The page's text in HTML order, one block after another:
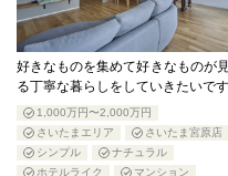
好きなものを集めて好きなものが
る丁寧な暮らしをしていきたいです
1,000万円〜2,000万円
さいたまエリア
さいたま宮原店
シンプル
ナチュラル
ホテルライク
マンション